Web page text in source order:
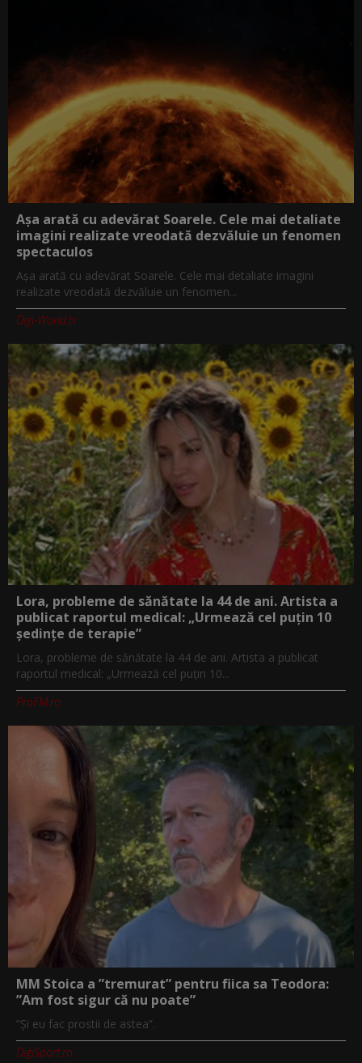
Așa arată cu adevărat Soarele. Cele mai detaliate
imagini realizate vreodată dezvăluie un fenomen
spectaculos
Așa arată cu adevărat Soarele. Cele mai detaliate imagini
realizate vreodată dezvăluie un fenomen...
Digi-World.tv
Lora, probleme de sănătate la 44 de ani. Artista a
publicat raportul medical: „Urmează cel puțin 10
ședințe de terapie”
Lora, probleme de sănătate la 44 de ani. Artista a publicat
raportul medical: „Urmează cel puțin 10...
ProFM.ro
MM Stoica a ”tremurat” pentru fiica sa Teodora:
”Am fost sigur că nu poate”
”Și eu fac prostii de astea”.
DigiSport.ro